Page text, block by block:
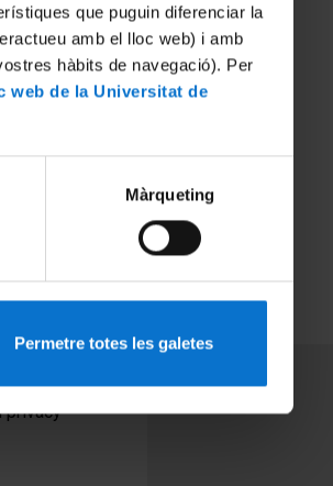
que puguin diferenciar la
amb el lloc web) i amb
hàbits de navegació). Per
web de la Universitat de
Màrqueting
Permetre totes les galetes
privacy